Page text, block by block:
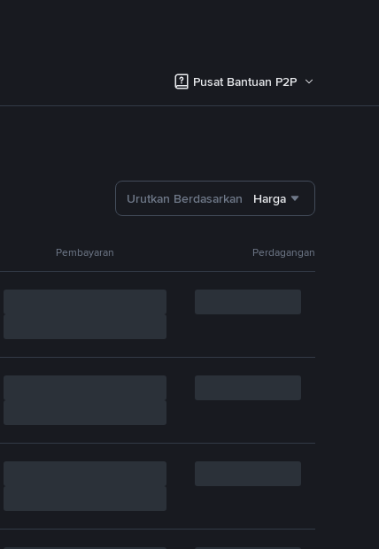
Pusat Bantuan P2P
Urutkan Berdasarkan Harga
Pembayaran Perdagangan